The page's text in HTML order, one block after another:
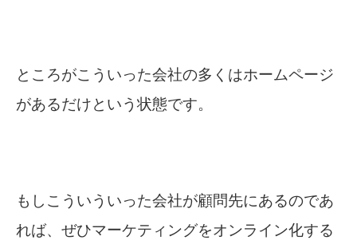
ところがこういった会社の多くはホームページ
があるだけという状態です。
もしこういういった会社が顧問先にあるのであ
れば、ぜひマーケティングをオンライン化する